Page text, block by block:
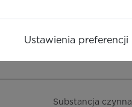
Substancja
Ustawienia preferencji